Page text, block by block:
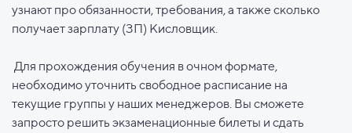
узнают про обязанности, требования, а также сколько
получает зарплату (ЗП) Кисловщик.
Для прохождения обучения в очном формате,
необходимо уточнить свободное расписание на
текущие группы у наших менеджеров. Вы сможете
запросто решить экзаменационные билеты и сдать